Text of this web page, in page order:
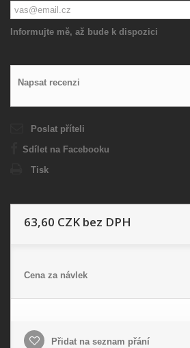
Informujte mě, až bude k dispozici
Napsat recenzi
Poslat příteli
Sdílet na Facebooku
Tisk
63,60 CZK bez DPH
Cena za návlek
Přidat na seznam přání